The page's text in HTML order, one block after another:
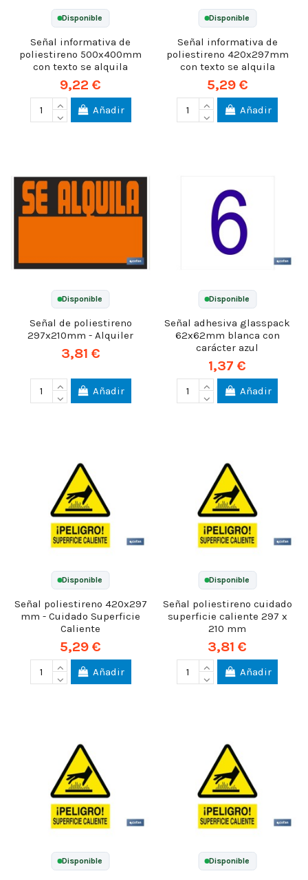
Disponible
Señal informativa de
poliestireno 500x400mm
con texto se alquila
9,22 €
Añadir
Disponible
Señal informativa de
poliestireno 420x297mm
con texto se alquila
5,29 €
Añadir
Disponible
Señal de poliestireno
297x210mm - Alquiler
3,81 €
Añadir
Disponible
Señal adhesiva glasspack
62x62mm blanca con
carácter azul
1,37 €
Añadir
Disponible
Señal poliestireno 420x297
mm - Cuidado Superficie
Caliente
5,29 €
Añadir
Disponible
Señal poliestireno cuidado
superficie caliente 297 x
210 mm
3,81 €
Añadir
Disponible Disponible